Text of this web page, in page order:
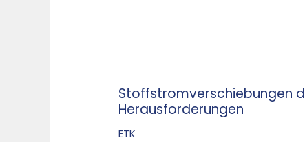
Stoffstromverschiebungen
Herausforderungen
ETK
Stoffstromverschiebungen
durch
die